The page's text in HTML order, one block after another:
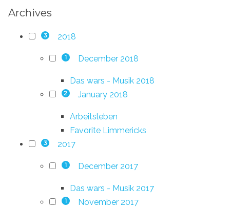
Archives
3 2018
1 December 2018
Das wars - Musik 2018
2 January 2018
Arbeitsleben
Favorite Limmericks
3 2017
1 December 2017
Das wars - Musik 2017
1 November 2017